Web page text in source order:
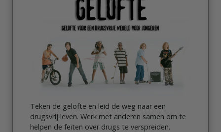
Teken de gelofte en leid de weg naar een
drugsvrij leven. Werk met anderen samen om te
helpen de feiten over drugs te verspreiden.